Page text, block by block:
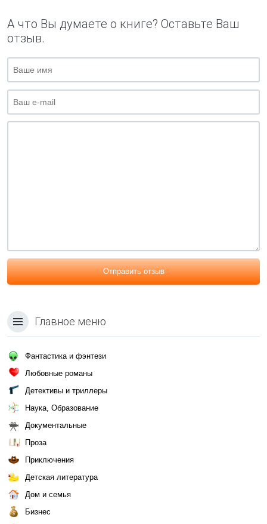
А что Вы думаете о книге? Оставьте Ваш
отзыв.
Отправить отзыв
Главное меню
Фантастика и фэнтези
Любовные романы
Детективы и триллеры
Наука, Образование
Документальные
Проза
Приключения
Детская литература
Дом и семья
Бизнес